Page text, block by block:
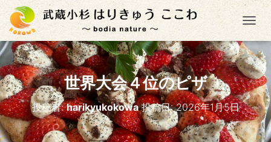
ナ
世界大会４位のピザ
投稿者:harikyukokowa投稿日:2026年1月5日